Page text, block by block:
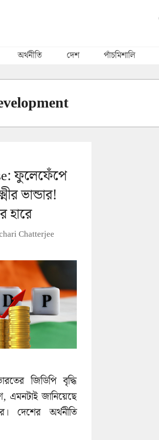
অর্থনীতি দেশ পাঁচমিশালি
ফুলেফেঁপে
ভান্ডার!
হারে
Chatterjee
জিডিপি বৃদ্ধি
এমনটাই জানিয়েছে
দেশের অর্থনীতি